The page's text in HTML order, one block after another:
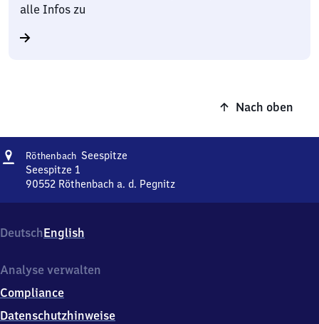
alle Infos zu
Nach oben
Adresse
Röthenbach SeespitzeRöthenbach-
Seespitze 1
90552 Röthenbach a. d. Pegnitz
Seespitze
1,
0
5
2
DeutschEnglish
Analyse verwalten
Compliance
Datenschutzhinweise